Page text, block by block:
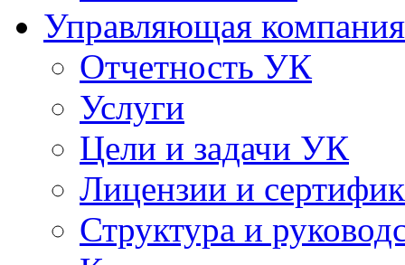
Управляющая компания
Отчетность УК
Услуги
Цели и задачи УК
Лицензии и
Структура и